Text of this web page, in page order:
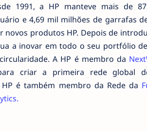
1991, a HP manteve mais de
e 4,69 mil milhões de garrafas
produtos HP. Depois de
a inovar em todo o seu portfólio
A HP é membro da
criar a primeira rede global
é também membro da Rede da